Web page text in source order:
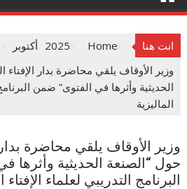
انت هنا Home
2025 أكتوبر
وزير الأوقاف يلقي محاضرة بدار
الحديثية وأثرها في الفتوى” ضمن
الماليزية
وزير الأوقاف يلقي محاضرة بدار
حول “الصنعة الحديثية وأثرها
البرنامج التدريبي لعلماء الإفتاء